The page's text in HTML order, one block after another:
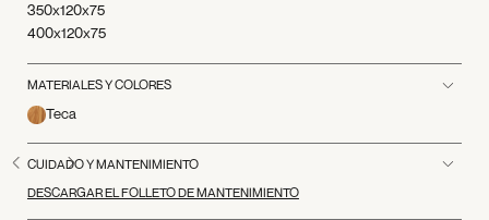
350x120x75
400x120x75
MATERIALES Y COLORES
Teca
CUIDADO Y MANTENIMIENTO
DESCARGAR EL FOLLETO DE MANTENIMIENTO